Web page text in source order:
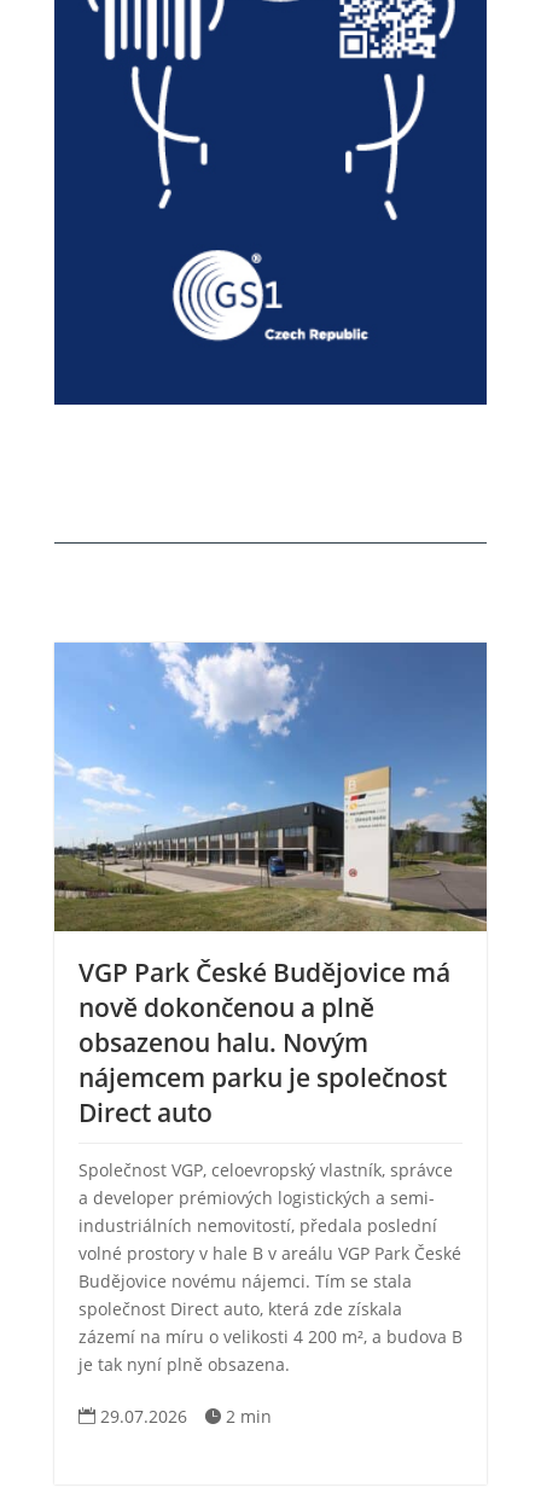
VGP Park České Budějovice má
nově dokončenou a plně
obsazenou halu. Novým
nájemcem parku je společnost
Direct auto
Společnost VGP, celoevropský vlastník, správce
a developer prémiových logistických a semi-
industriálních nemovitostí, předala poslední
volné prostory v hale B v areálu VGP Park České
Budějovice novému nájemci. Tím se stala
společnost Direct auto, která zde získala
zázemí na míru o velikosti 4 200 m², a budova B
je tak nyní plně obsazena.
 29.07.2026  2 min